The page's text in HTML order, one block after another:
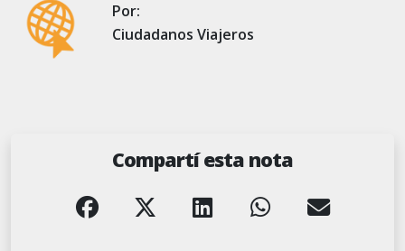
Por:
Ciudadanos Viajeros
Compartí esta nota